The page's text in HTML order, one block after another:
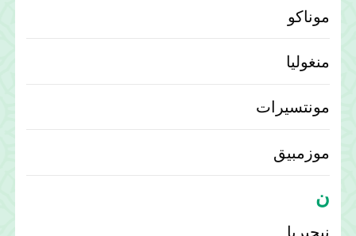
موناكو
منغوليا
مونتسيرات
موزمبيق
ن
نيجيريا